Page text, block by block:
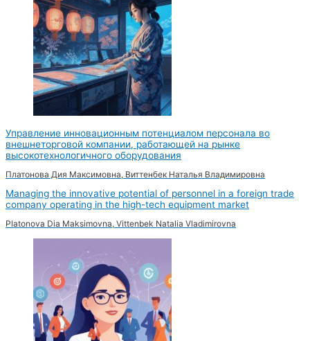
Управление инновационным потенциалом персонала во
внешнеторговой компании, работающей на рынке
высокотехнологичного оборудования
Платонова Дия Максимовна, Виттенбек Наталья Владимировна
Managing the innovative potential of personnel in a foreign trade
company operating in the high-tech equipment market
Platonova Dia Maksimovna, Vittenbek Natalia Vladimirovna